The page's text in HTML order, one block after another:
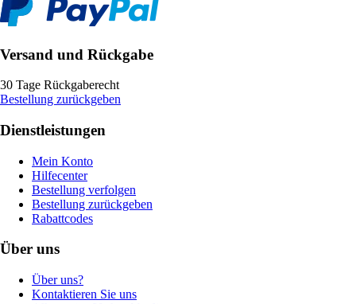
Versand und Rückgabe
30 Tage Rückgaberecht
Bestellung zurückgeben
Dienstleistungen
Mein Konto
Hilfecenter
Bestellung verfolgen
Bestellung zurückgeben
Rabattcodes
Über uns
Über uns?
Kontaktieren Sie uns